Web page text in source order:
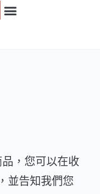
，您可以在收
並告知我們您